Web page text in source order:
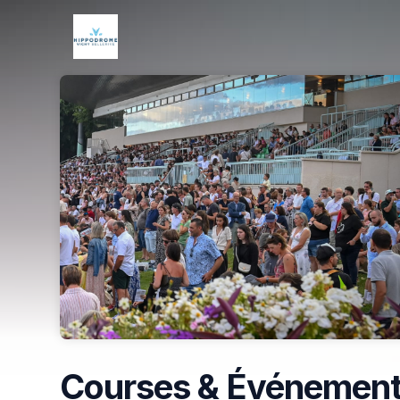
Skip header
Courses &